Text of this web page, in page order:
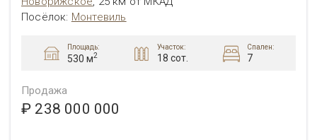
Посёлок: Монтевиль
Площадь:
530 м2
Участок:
18 сот.
Спален:
7
Продажа
₽ 238 000 000